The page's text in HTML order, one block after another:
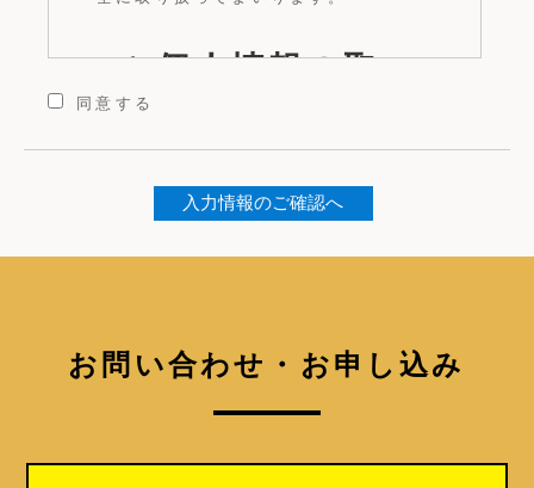
1.個人情報の取
得
番号、メールアドレス、銀行口座番
クッキーなどそれ単体では特定の個人
同意する
お問い合わせ・お申し込み